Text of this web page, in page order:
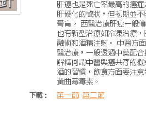
肝癌也是死亡率最高的癌
肝硬化的徵狀，但初期並
膏肓。 西醫治療肝癌一般
也有新型治療如冷凍治療
融術和酒精注射。 中醫方
醫治療，一般透過中藥配
解釋何謂中醫與癌共存的
酒的習慣，飲食方面要注
黃曲霉毒素。
下載： 第一節 第二節